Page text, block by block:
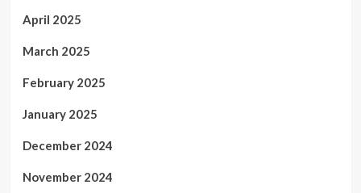
April 2025
March 2025
February 2025
January 2025
December 2024
November 2024